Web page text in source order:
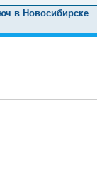
в Новосибирске